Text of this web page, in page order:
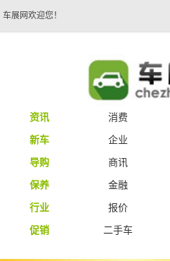
车展网欢迎您！
资讯 消费
新车
企业
导购
商讯
保养
金融
行业
报价
促销
二手车